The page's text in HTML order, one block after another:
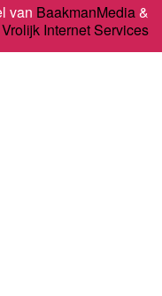
van BaakmanMedia&
Vrolijk Internet Services